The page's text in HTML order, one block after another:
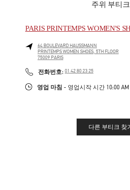
주위 부티크
PARIS PRINTEMPS WOMEN'S
64 BOULEVARD HAUSSMANN
PRINTEMPS WOMEN SHOES, 5TH FLOOR
75009PARIS
전화번호: PHONE
01 42 80 23 25
영업 마침 - 영업시작 시간 10:00 AM
다른 부티크 찾